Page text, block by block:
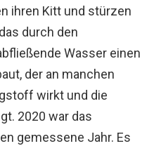
ihren Kitt und stürzen
durch den
Wasser einen
der an manchen
wirkt und die
2020 war das
gemessene Jahr. Es